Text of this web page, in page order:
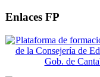
Enlaces FP